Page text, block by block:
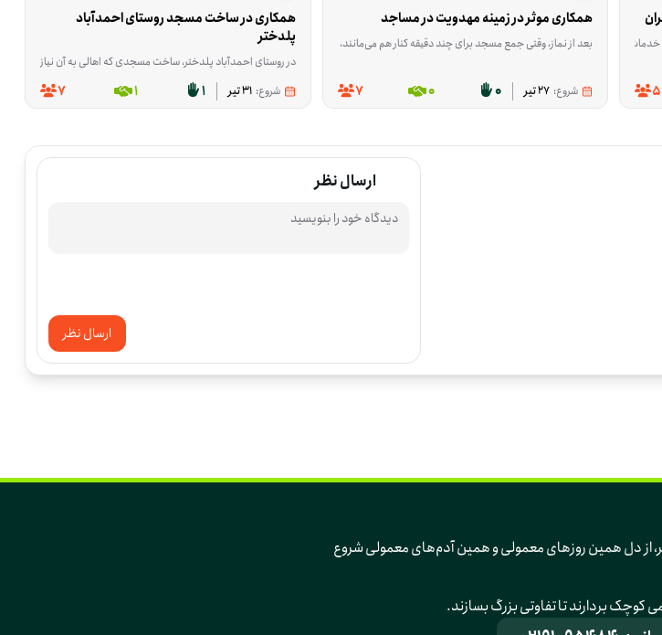
مشابه تجربه دارید، می‌توانید مستقیم در روند تکمیل این مسجد نقش داشته باشید. این فعالیت در آذرشهرِ آذربایجان شرقی انجام می‌شود و برای کسانی مناسب است که می‌خواهند مهارت فنی خود را در یک پروژه مذهبی و شهری به کار بگیرند. اگر امکان کمک مالی یا مشارکت تخصصی دارید، می‌توانید برای این فرصت داوطلب شوید.
اسکان و پذیرایی از زائران در مرکز مهران مشارکت می‌کنند. فعالیت‌ها با توجه به نیاز مرکز و هماهنگی مسئولان شامل پذیرش و راهنمایی زائران، توزیع
5
همکاری موثر در زمینه مهدویت در مساجد
بعد از نماز، وقتی جمع مسجد برای چند دقیقه کنار هم می‌مانند، قرار است محتوای کوتاه و قابل فهمی درباره مهدویت پخش شود؛ محتوایی که با ویدئوپروژکتور نمایش داده می‌شود و بین ۳ تا ۱۰ دقیقه زمان می‌گیرد. این فرصت برای اجرای همین برنامه در مسجدها شکل گرفته و داوطلب می‌تواند در هماهنگی، پخش محتوا یا فراهم‌کردن امکان اجرا نقش داشته باشد. این فعالیت در تهران، شهرری برگزار می‌شود و برای افرادی مناسب است که در مسجد محله خود حضور دارند، مسئولیت فرهنگی مسجد را بر عهده دارند یا می‌توانند به اجرای طرح در مسجدها کمک کنند. کسانی که امکان تهیه ویدئوپروژکتور برای مسجدها را
شروع: 27 تیر 0
0
7
پلدختر
در روستای احمدآباد پلدختر، ساخت مسجدی که اهالی به آن نیاز دارند هنوز ادامه دارد و این فرصت برای کمک در همین مسیر شکل گرفته است. داوطلب‌ها در
شروع: 31 تیر 1
1
7
ارسال نظر
ارسال نظر
به این باور رسیده‌ایم که تغییر، از دل همین روزهای معمولی و همین آدم‌های معمولی شروع
بردارند تا تفاوتی بزرگ بسازند.